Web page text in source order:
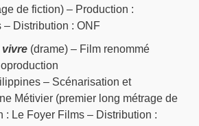
de fiction) – Production :
– Distribution : ONF
vivre (drame) – Film renommé
– Scénarisation et
Métivier (premier long métrage de
: Le Foyer Films – Distribution :